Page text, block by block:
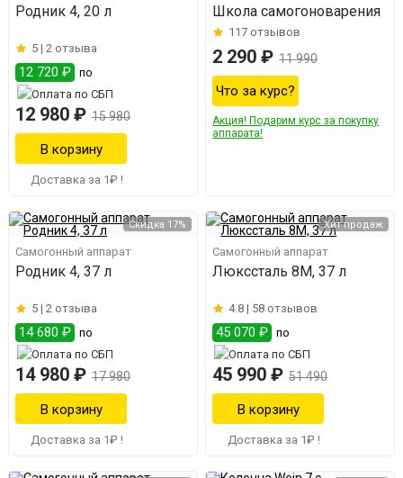
Родник 4, 20 л
5 | 2 отзыва
12 720 ₽ по
12 980 ₽ 15 980
Доставка за 1₽ !
Школа самогоноварения
117 отзывов
2 290 ₽ 11 990
Что за курс?
Акция! Подарим курс за покупку
аппарата!
Скидка 17%
Самогонный аппарат
Родник 4, 37 л
5 | 2 отзыва
14 680 ₽ по
14 980 ₽ 17 980
Доставка за 1₽ !
Хит продаж
Самогонный аппарат
Люкссталь 8М, 37 л
4.8 | 58 отзывов
45 070 ₽ по
45 990 ₽ 51 490
Доставка за 1₽ !